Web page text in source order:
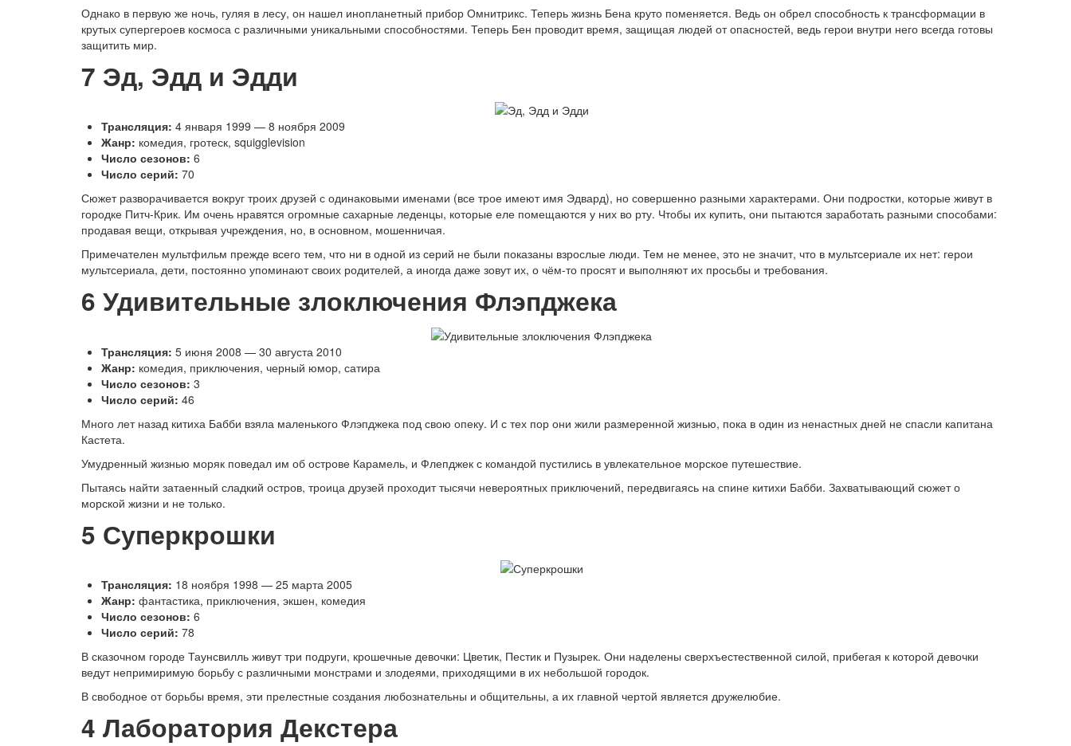
Однако в первую же ночь, гуляя в лесу, он нашел инопланетный прибор Омнитрикс. Теперь жизнь Бена круто поменяется. Ведь он обрел способность к трансформации в
крутых супергероев космоса с различными уникальными способностями. Теперь Бен проводит время, защищая людей от опасностей, ведь герои внутри него всегда готовы
защитить мир.
7 Эд, Эдд и Эдди
Трансляция: 4 января 1999 — 8 ноября 2009
Жанр: комедия, гротеск, squigglevision
Число сезонов: 6
Число серий: 70
Сюжет разворачивается вокруг троих друзей с одинаковыми именами (все трое имеют имя Эдвард), но совершенно разными характерами. Они подростки, которые живут в
городке Питч-Крик. Им очень нравятся огромные сахарные леденцы, которые еле помещаются у них во рту. Чтобы их купить, они пытаются заработать разными способами:
продавая вещи, открывая учреждения, но, в основном, мошенничая.
Примечателен мультфильм прежде всего тем, что ни в одной из серий не были показаны взрослые люди. Тем не менее, это не значит, что в мультсериале их нет: герои
мультсериала, дети, постоянно упоминают своих родителей, а иногда даже зовут их, о чём-то просят и выполняют их просьбы и требования.
6 Удивительные злоключения Флэпджека
Трансляция: 5 июня 2008 — 30 августа 2010
Жанр: комедия, приключения, черный юмор, сатира
Число сезонов: 3
Число серий: 46
Много лет назад китиха Бабби взяла маленького Флэпджека под свою опеку. И с тех пор они жили размеренной жизнью, пока в один из ненастных дней не спасли капитана
Кастета.
Умудренный жизнью моряк поведал им об острове Карамель, и Флепджек с командой пустились в увлекательное морское путешествие.
Пытаясь найти затаенный сладкий остров, троица друзей проходит тысячи невероятных приключений, передвигаясь на спине китихи Бабби. Захватывающий сюжет о
морской жизни и не только.
5 Суперкрошки
Трансляция: 18 ноября 1998 — 25 марта 2005
Жанр: фантастика, приключения, экшен, комедия
Число сезонов: 6
Число серий: 78
В сказочном городе Таунсвилль живут три подруги, крошечные девочки: Цветик, Пестик и Пузырек. Они наделены сверхъестественной силой, прибегая к которой девочки
ведут непримиримую борьбу с различными монстрами и злодеями, приходящими в их небольшой городок.
В свободное от борьбы время, эти прелестные создания любознательны и общительны, а их главной чертой является дружелюбие.
4 Лаборатория Декстера